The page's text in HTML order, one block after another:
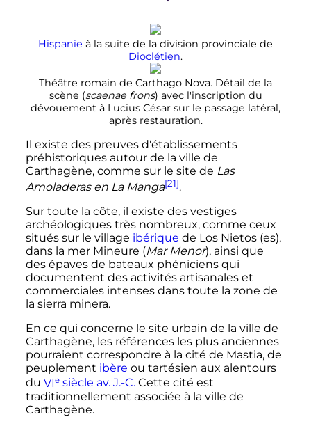
Hispanie à la suite de la division provinciale de
Dioclétien.
Théâtre romain de Carthago Nova. Détail de la
scène (scaenae frons) avec l'inscription du
dévouement à Lucius César sur le passage latéral,
après restauration.
Il existe des preuves d'établissements
préhistoriques autour de la ville de
Carthagène, comme sur le site de Las
Amoladeras en La Manga[21].
Sur toute la côte, il existe des vestiges
archéologiques très nombreux, comme ceux
situés sur le village ibérique de Los Nietos (es),
dans la mer Mineure (Mar Menor), ainsi que
des épaves de bateaux phéniciens qui
documentent des activités artisanales et
commerciales intenses dans toute la zone de
la sierra minera.
En ce qui concerne le site urbain de la ville de
Carthagène, les références les plus anciennes
pourraient correspondre à la cité de Mastia, de
peuplement ibère ou tartésien aux alentours
du VIesiècle av. J.-C.Cette cité est
traditionnellement associée à la ville de
Carthagène.